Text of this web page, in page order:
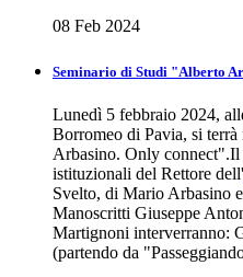
08 Feb 2024
Seminario di Studi "Alberto
Lunedì 5 febbraio 2024,
Borromeo di Pavia, si
Arbasino. Only
istituzionali del Rettore dell'
Svelto, di Mario Arbasino
Manoscritti Giuseppe
Martignoni interverranno:
(partendo da